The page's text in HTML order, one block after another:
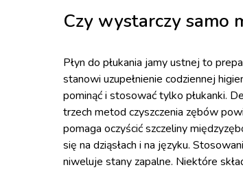
Czy wystarczy samo
Płyn do płukania jamy ustnej to
stanowi uzupełnienie codziennej
pominąć i stosować tylko płukanki.
trzech metod czyszczenia zębów
pomaga oczyścić szczeliny
się na dziąsłach i na języku.
niweluje stany zapalne. Niektóre